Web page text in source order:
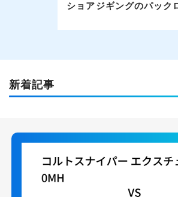
ショアジギングのパック
新着記事